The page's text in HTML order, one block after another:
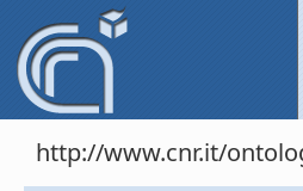
http://www.cnr.it/